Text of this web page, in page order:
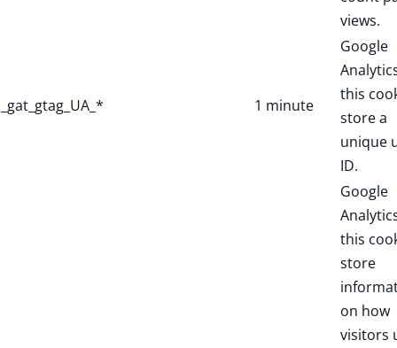
views.
_gat_gtag_UA_* 1 minute
Google
this
store a
unique
ID.
Google
this
store
on how
visitors